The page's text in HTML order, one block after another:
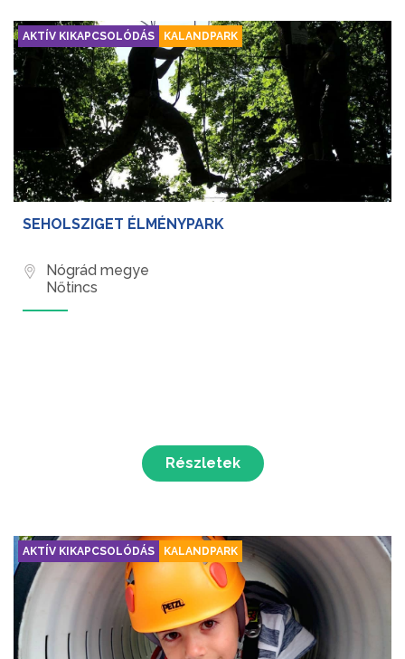
AKTÍV KIKAPCSOLÓDÁS KALANDPARK
SEHOLSZIGET ÉLMÉNYPARK
Nógrád megye
Nőtincs
Részletek
AKTÍV KIKAPCSOLÓDÁS KALANDPARK